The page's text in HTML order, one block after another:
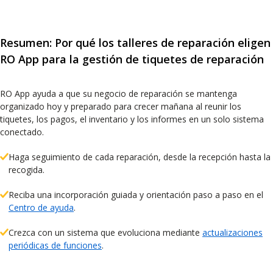
Resumen: Por qué los talleres de reparación eligen
RO App para la gestión de tiquetes de reparación
RO App ayuda a que su negocio de reparación se mantenga
organizado hoy y preparado para crecer mañana al reunir los
tiquetes, los pagos, el inventario y los informes en un solo sistema
conectado.
Haga seguimiento de cada reparación, desde la recepción hasta la
recogida.
Reciba una incorporación guiada y orientación paso a paso en el
Centro de ayuda.
Crezca con un sistema que evoluciona mediante actualizaciones
periódicas de funciones.